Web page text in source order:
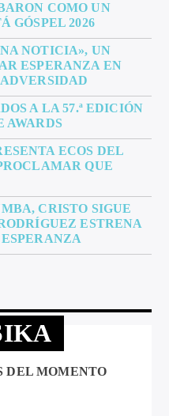
COMO UN
GÓSPEL 2026
NOTICIA», UN
ESPERANZA EN
A LA 57.ª EDICIÓN
AWARDS
ECOS DEL
QUE
CRISTO SIGUE
ESTRENA
DEL MOMENTO